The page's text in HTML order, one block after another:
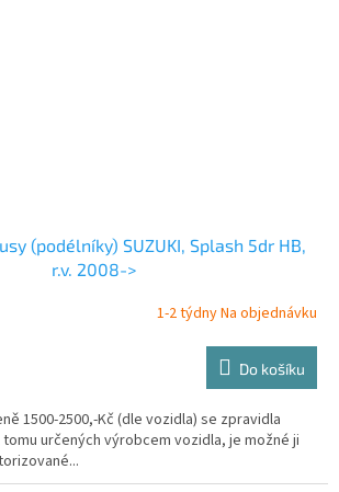
(podélníky) SUZUKI, Splash 5dr HB,
r.v. 2008->
1-2 týdny Na objednávku
Do košíku
1500-2500,-Kč (dle vozidla) se zpravidla
určených výrobcem vozidla, je možné ji